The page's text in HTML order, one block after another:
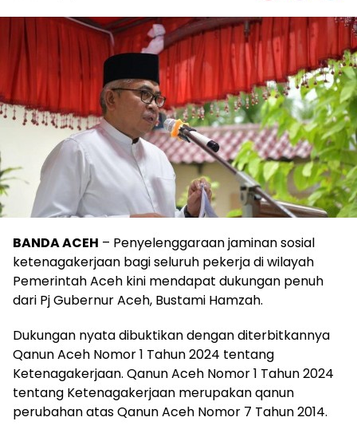
BANDA ACEH – Penyelenggaraan jaminan sosial
ketenagakerjaan bagi seluruh pekerja di wilayah
Pemerintah Aceh kini mendapat dukungan penuh
dari Pj Gubernur Aceh, Bustami Hamzah.
Dukungan nyata dibuktikan dengan diterbitkannya
Qanun Aceh Nomor 1 Tahun 2024 tentang
Ketenagakerjaan. Qanun Aceh Nomor 1 Tahun 2024
tentang Ketenagakerjaan merupakan qanun
perubahan atas Qanun Aceh Nomor 7 Tahun 2014.